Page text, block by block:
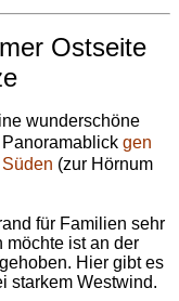
Ostseite
wunderschöne
gen
(zur Hörnum
für Familien sehr
möchte ist an der
Hier gibt es
starkem Westwind.